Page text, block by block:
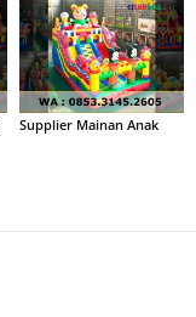
Supplier Mainan Anak